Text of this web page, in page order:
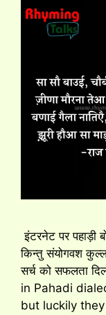
इंटरनेट पर पहाड़ी
किन्तु संयोगवश
सर्च को सफलता
in Pahadi
but luckily